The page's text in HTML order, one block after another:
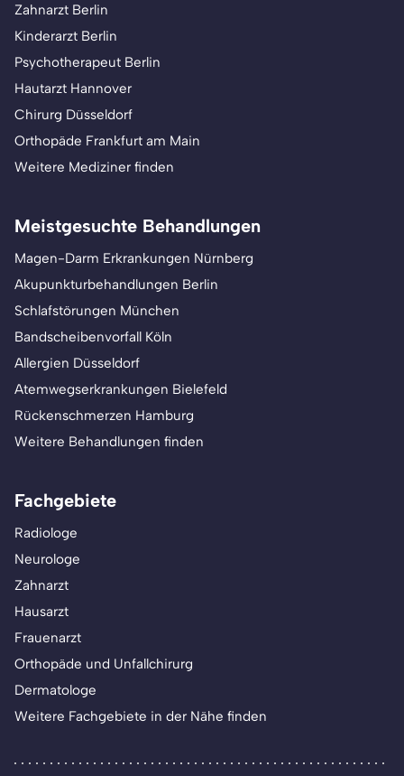
Zahnarzt Berlin
Kinderarzt Berlin
Psychotherapeut Berlin
Hautarzt Hannover
Chirurg Düsseldorf
Orthopäde Frankfurt am Main
Weitere Mediziner finden
Meistgesuchte Behandlungen
Magen-Darm Erkrankungen Nürnberg
Akupunkturbehandlungen Berlin
Schlafstörungen München
Bandscheibenvorfall Köln
Allergien Düsseldorf
Atemwegserkrankungen Bielefeld
Rückenschmerzen Hamburg
Weitere Behandlungen finden
Fachgebiete
Radiologe
Neurologe
Zahnarzt
Hausarzt
Frauenarzt
Orthopäde und Unfallchirurg
Dermatologe
Weitere Fachgebiete in der Nähe finden